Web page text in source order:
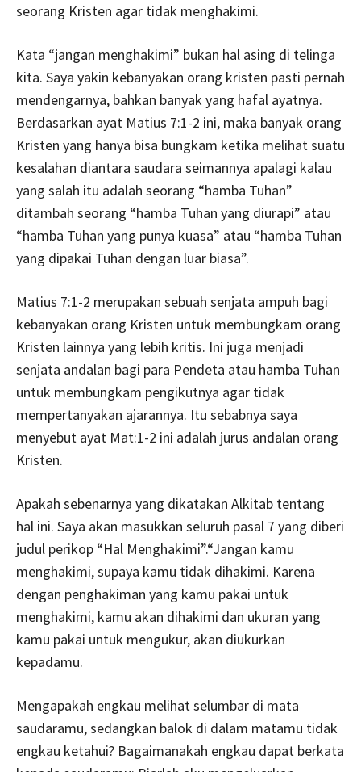
seorang Kristen agar tidak menghakimi.
Kata “jangan menghakimi” bukan hal asing di telinga
kita. Saya yakin kebanyakan orang kristen pasti pernah
mendengarnya, bahkan banyak yang hafal ayatnya.
Berdasarkan ayat Matius 7:1-2 ini, maka banyak orang
Kristen yang hanya bisa bungkam ketika melihat suatu
kesalahan diantara saudara seimannya apalagi kalau
yang salah itu adalah seorang “hamba Tuhan”
ditambah seorang “hamba Tuhan yang diurapi” atau
“hamba Tuhan yang punya kuasa” atau “hamba Tuhan
yang dipakai Tuhan dengan luar biasa”.
Matius 7:1-2 merupakan sebuah senjata ampuh bagi
kebanyakan orang Kristen untuk membungkam orang
Kristen lainnya yang lebih kritis. Ini juga menjadi
senjata andalan bagi para Pendeta atau hamba Tuhan
untuk membungkam pengikutnya agar tidak
mempertanyakan ajarannya. Itu sebabnya saya
menyebut ayat Mat:1-2 ini adalah jurus andalan orang
Kristen.
Apakah sebenarnya yang dikatakan Alkitab tentang
hal ini. Saya akan masukkan seluruh pasal 7 yang diberi
judul perikop “Hal Menghakimi”.“Jangan kamu
menghakimi, supaya kamu tidak dihakimi. Karena
dengan penghakiman yang kamu pakai untuk
menghakimi, kamu akan dihakimi dan ukuran yang
kamu pakai untuk mengukur, akan diukurkan
kepadamu.
Mengapakah engkau melihat selumbar di mata
saudaramu, sedangkan balok di dalam matamu tidak
engkau ketahui? Bagaimanakah engkau dapat berkata